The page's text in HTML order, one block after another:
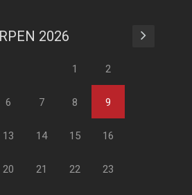
2026
1 2
6 7 8 9
13 14 15 16
20 21 22 23